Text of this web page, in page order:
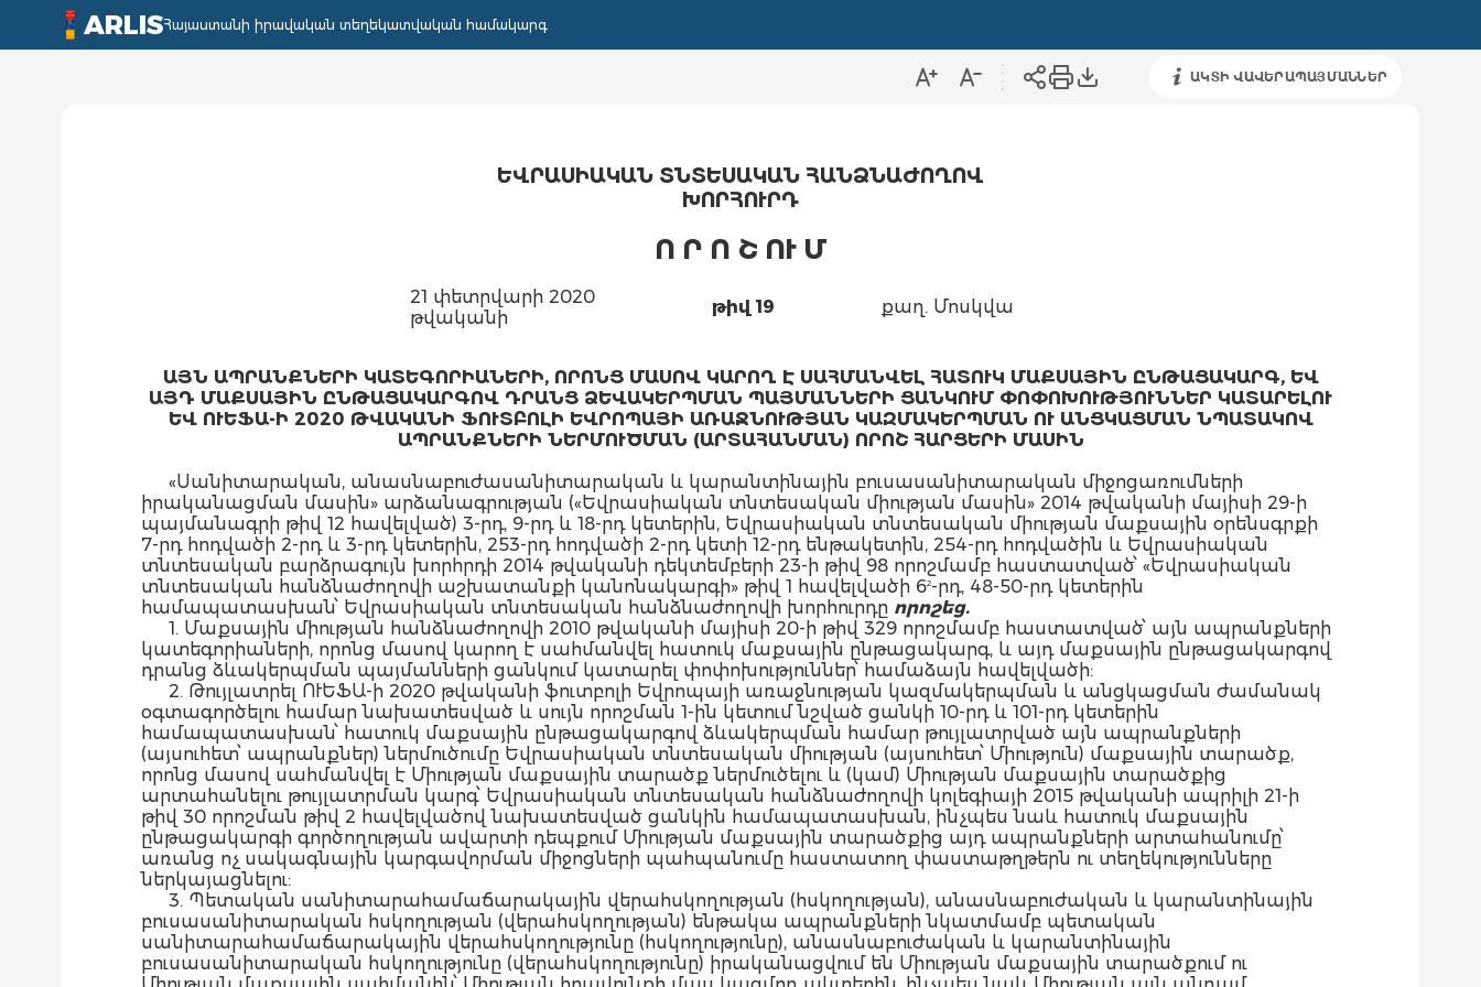
ARLISՀայաստանի իրավական տեղեկատվական համակարգ
ԱԿՏԻ ՎԱՎԵՐԱՊԱՅՄԱՆՆԵՐ
ԵՎՐԱՍԻԱԿԱՆ ՏՆՏԵՍԱԿԱՆ ՀԱՆՁՆԱԺՈՂՈՎ
ԽՈՐՀՈՒՐԴ
Ո Ր Ո Շ ՈՒ Մ
21 փետրվարի 2020
թվականի
թիվ 19 քաղ. Մոսկվա
ԱՅՆ ԱՊՐԱՆՔՆԵՐԻ ԿԱՏԵԳՈՐԻԱՆԵՐԻ, ՈՐՈՆՑ ՄԱՍՈՎ ԿԱՐՈՂ Է ՍԱՀՄԱՆՎԵԼ ՀԱՏՈՒԿ ՄԱՔՍԱՅԻՆ ԸՆԹԱՑԱԿԱՐԳ, ԵՎ
ԱՅԴ ՄԱՔՍԱՅԻՆ ԸՆԹԱՑԱԿԱՐԳՈՎ ԴՐԱՆՑ ՁԵՎԱԿԵՐՊՄԱՆ ՊԱՅՄԱՆՆԵՐԻ ՑԱՆԿՈՒՄ ՓՈՓՈԽՈՒԹՅՈՒՆՆԵՐ ԿԱՏԱՐԵԼՈՒ
ԵՎ ՈՒԵՖԱ-Ի 2020 ԹՎԱԿԱՆԻ ՖՈՒՏԲՈԼԻ ԵՎՐՈՊԱՅԻ ԱՌԱՋՆՈՒԹՅԱՆ ԿԱԶՄԱԿԵՐՊՄԱՆ ՈՒ ԱՆՑԿԱՑՄԱՆ ՆՊԱՏԱԿՈՎ
ԱՊՐԱՆՔՆԵՐԻ ՆԵՐՄՈՒԾՄԱՆ (ԱՐՏԱՀԱՆՄԱՆ) ՈՐՈՇ ՀԱՐՑԵՐԻ ՄԱՍԻՆ
«Սանիտարական, անասնաբուժասանիտարական և կարանտինային բուսասանիտարական միջոցառումների
իրականացման մասին» արձանագրության («Եվրասիական տնտեսական միության մասին» 2014 թվականի մայիսի 29-ի
պայմանագրի թիվ 12 հավելված) 3-րդ, 9-րդ և 18-րդ կետերին, Եվրասիական տնտեսական միության մաքսային օրենսգրքի
7-րդ հոդվածի 2-րդ և 3-րդ կետերին, 253-րդ հոդվածի 2-րդ կետի 12-րդ ենթակետին, 254-րդ հոդվածին և Եվրասիական
տնտեսական բարձրագույն խորհրդի 2014 թվականի դեկտեմբերի 23-ի թիվ 98 որոշմամբ հաստատված՝ «Եվրասիական
տնտեսական հանձնաժողովի աշխատանքի կանոնակարգի» թիվ 1 հավելվածի 62-րդ, 48-50-րդ կետերին
համապատասխան՝ Եվրասիական տնտեսական հանձնաժողովի խորհուրդը որոշեց.
1. Մաքսային միության հանձնաժողովի 2010 թվականի մայիսի 20-ի թիվ 329 որոշմամբ հաստատված՝ այն ապրանքների
կատեգորիաների, որոնց մասով կարող է սահմանվել հատուկ մաքսային ընթացակարգ, և այդ մաքսային ընթացակարգով
դրանց ձևակերպման պայմանների ցանկում կատարել փոփոխություններ՝ համաձայն հավելվածի:
2. Թույլատրել ՈՒԵՖԱ-ի 2020 թվականի ֆուտբոլի Եվրոպայի առաջնության կազմակերպման և անցկացման ժամանակ
օգտագործելու համար նախատեսված և սույն որոշման 1-ին կետում նշված ցանկի 10-րդ և 101-րդ կետերին
համապատասխան՝ հատուկ մաքսային ընթացակարգով ձևակերպման համար թույլատրված այն ապրանքների
(այսուհետ՝ ապրանքներ) ներմուծումը Եվրասիական տնտեսական միության (այսուհետ՝ Միություն) մաքսային տարածք,
որոնց մասով սահմանվել է Միության մաքսային տարածք ներմուծելու և (կամ) Միության մաքսային տարածքից
արտահանելու թույլատրման կարգ՝ Եվրասիական տնտեսական հանձնաժողովի կոլեգիայի 2015 թվականի ապրիլի 21-ի
թիվ 30 որոշման թիվ 2 հավելվածով նախատեսված ցանկին համապատասխան, ինչպես նաև հատուկ մաքսային
ընթացակարգի գործողության ավարտի դեպքում Միության մաքսային տարածքից այդ ապրանքների արտահանումը՝
առանց ոչ սակագնային կարգավորման միջոցների պահպանումը հաստատող փաստաթղթերն ու տեղեկությունները
ներկայացնելու:
3. Պետական սանիտարահամաճարակային վերահսկողության (հսկողության), անասնաբուժական և կարանտինային
բուսասանիտարական հսկողության (վերահսկողության) ենթակա ապրանքների նկատմամբ պետական
սանիտարահամաճարակային վերահսկողությունը (հսկողությունը), անասնաբուժական և կարանտինային
բուսասանիտարական հսկողությունը (վերահսկողությունը) իրականացվում են Միության մաքսային տարածքում ու